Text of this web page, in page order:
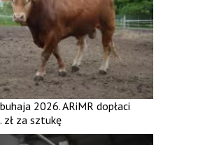
2026. ARiMR dopłaci
za sztukę